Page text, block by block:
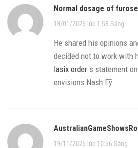
normal dosage of
18/01/2025 lúc 1:58 Sáng
He shared his opinions
decided not to work with
lasix order s statement
envisions Nash Гў
19/11/2025 lúc 10:56 Sáng